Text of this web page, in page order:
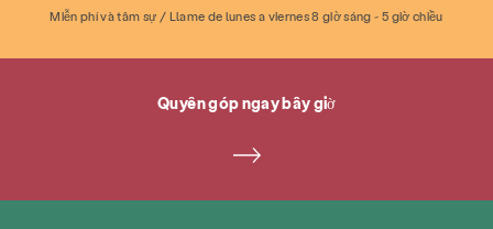
Miễn phí và tâm sự / Llame de lunes a viernes 8 giờ sáng - 5 giờ chiều
Quyên góp ngay bây giờ